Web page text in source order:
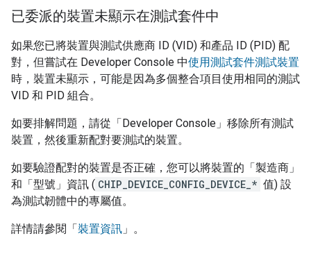
已委派的裝置未顯示在測試套件中
如果您已將裝置與測試供應商 ID (VID) 和產品 ID (PID) 配
對，但嘗試在 Developer Console 中使用測試套件測試裝置
時，裝置未顯示，可能是因為多個整合項目使用相同的測試
VID 和 PID 組合。
如要排解問題，請從「Developer Console 」移除所有測試
裝置，然後重新配對要測試的裝置。
如要驗證配對的裝置是否正確，您可以將裝置的「製造商」
和「型號」資訊 ( CHIP_DEVICE_CONFIG_DEVICE_* 值) 設
為測試韌體中的專屬值。
詳情請參閱「裝置資訊 」。